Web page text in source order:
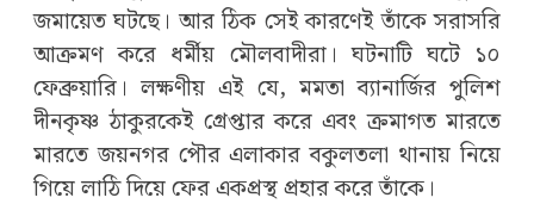
জমায়েত ঘটছে। আর ঠিক সেই কারণেই তাঁকে সরাসরি
আক্রমণ করে ধর্মীয় মৌলবাদীরা। ঘটনাটি ঘটে ১০
ফেব্রুয়ারি। লক্ষণীয় এই যে, মমতা ব্যানার্জির পুলিশ
দীনকৃষ্ণ ঠাকুরকেই গ্রেপ্তার করে এবং ক্রমাগত মারতে
মারতে জয়নগর পৌর এলাকার বকুলতলা থানায় নিয়ে
গিয়ে লাঠি দিয়ে ফের একপ্রস্থ প্রহার করে তাঁকে।